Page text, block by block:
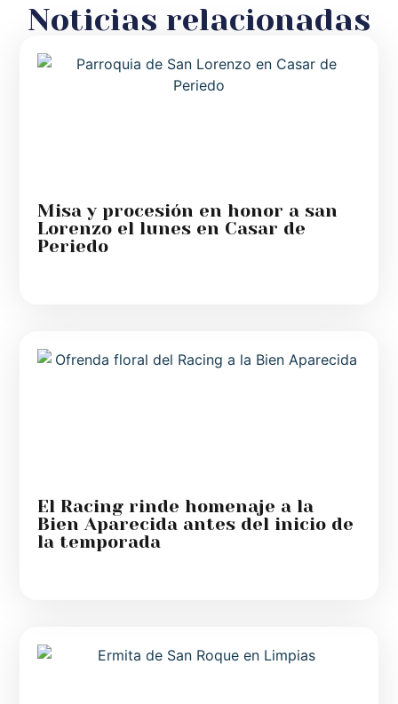
Noticias relacionadas
Misa y procesión en honor a san
Lorenzo el lunes en Casar de
Periedo
El Racing rinde homenaje a la
Bien Aparecida antes del inicio de
la temporada